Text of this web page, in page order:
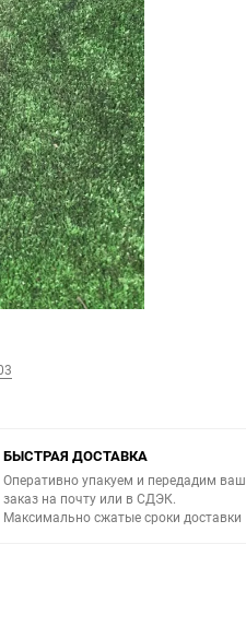
БЫСТРАЯ ДОСТАВКА
Оперативно упакуем и передадим ваш
заказ на почту или в СДЭК.
Максимально сжатые сроки доставки